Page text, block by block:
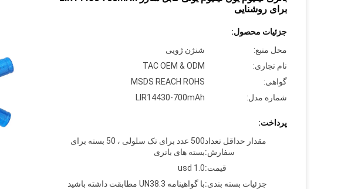
برای روشنایی
جزئیات محصول:
محل منبع:
شنژن ژویی
نام تجاری:
TAC OEM & ODM
گواهی:
MSDS REACH ROHS
شماره مدل:
LIR14430-700mAh
پرداخت:
مقدار حداقل تعداد
سفارش:
500 عدد برای تک سلولی ، 50 بسته برای
بسته های باتری
قیمت:usd 1.0
جزئیات بسته بندی:با گواهینامه UN38.3 مطابقت داشته باشید